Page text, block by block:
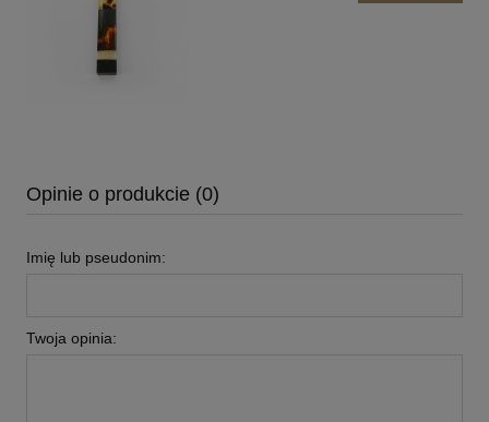
Opinie o produkcie (0)
Imię lub pseudonim:
Twoja opinia: